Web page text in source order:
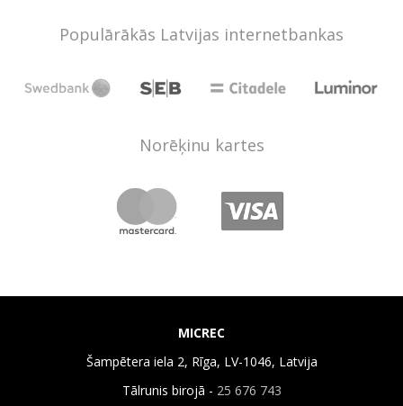
Populārākās Latvijas internetbankas
Norēķinu kartes
MICREC
Šampētera iela 2, Rīga, LV-1046, Latvija
Tālrunis birojā - 25 676 743